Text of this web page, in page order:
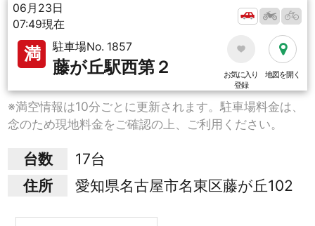
06月23日
07:49現在
満 駐車場No. 1857
藤が丘駅西第２
お気に入り
登録
地図を開く
※満空情報は10分ごとに更新されます。駐車場料金は、
念のため現地料金をご確認の上、ご利用ください。
台数
17台
住所
愛知県名古屋市名東区藤が丘102